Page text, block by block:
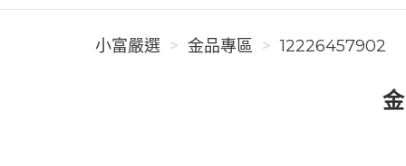
小富嚴選 金品專區 12226457902